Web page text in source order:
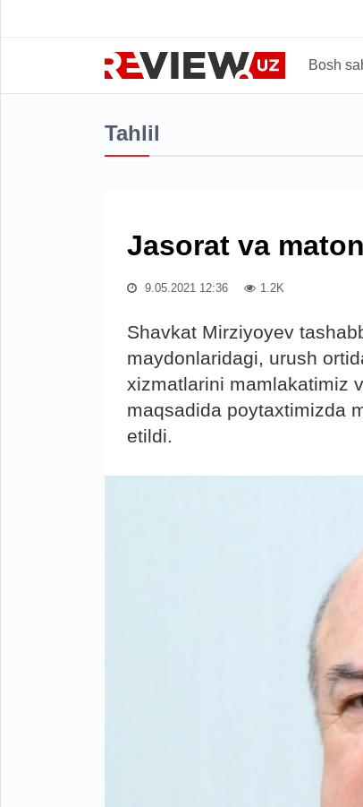
Bosh
Tahlil
Jasorat va
9.05.2021 12:36 1.2K
Shavkat Mirziyoyev
maydonlaridagi, urush
xizmatlarini mamlakatimiz
maqsadida poytaxtimizda
etildi.